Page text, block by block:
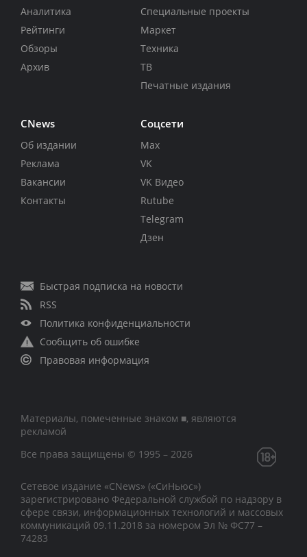
Аналитика
Рейтинги
Обзоры
Архив
Специальные проекты
Маркет
Техника
ТВ
Печатные издания
CNews
Об издании
Реклама
Вакансии
Контакты
Соцсети
Max
VK
VK Видео
Rutube
Telegram
Дзен
Быстрая подписка на новости
RSS
Политика конфиденциальности
Сообщить об ошибке
Правовая информация
Материалы, помеченные знаком ■, являются
рекламой
Все права защищены © 1995 – 2026
Сетевое издание «CNews» («СиНьюс»)
зарегистрировано Федеральной службой по надзору в
сфере связи, информационных технологий и массовых
коммуникаций 09.11.2018 за номером Эл № ФС77 –
74283